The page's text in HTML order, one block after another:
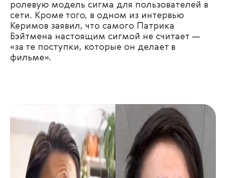
ролевую модель сигма для пользователей в
сети. Кроме того, в одном из интервью
Керимов заявил, что самого Патрика
Бэйтмена настоящим сигмой не считает —
«за те поступки, которые он делает в
фильме».